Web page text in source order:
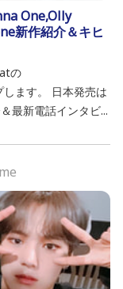
One,Olly
新作紹介＆キヒ
の
ます。 日本発売は
最新電話インタビ...